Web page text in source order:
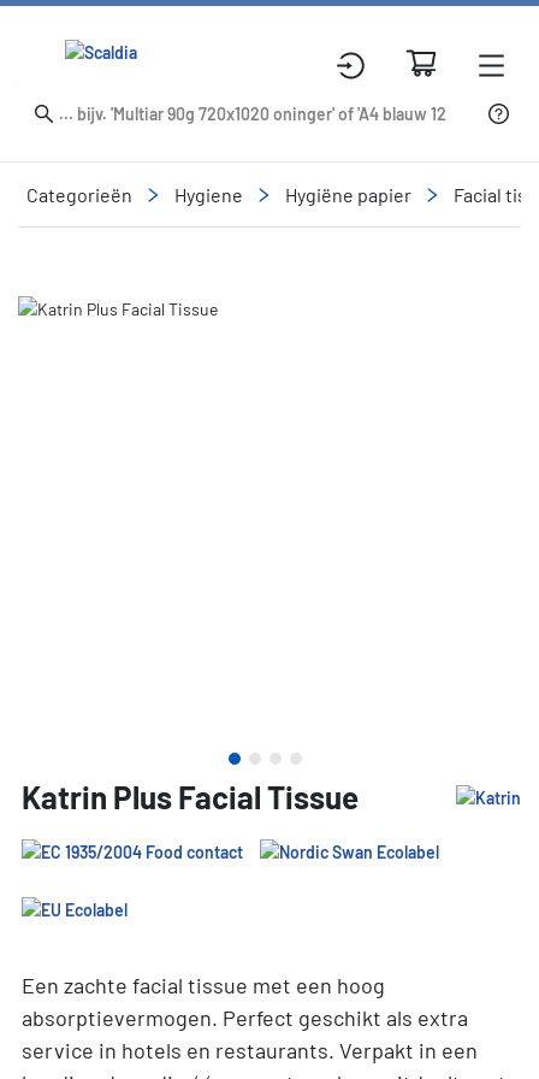
Categorieën Hygiene Hygiëne papier Facial
Slide 1 of 4
Katrin Plus Facial Tissue
Een zachte facial tissue met een hoog
absorptievermogen. Perfect geschikt als extra
service in hotels en restaurants. Verpakt in een